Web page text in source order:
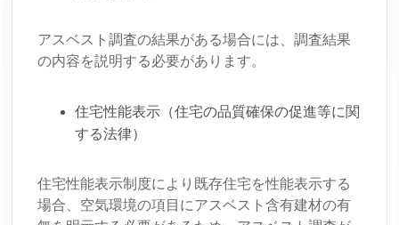
アスベスト調査の結果がある場合には、調査結果
の内容を説明する必要があります。
住宅性能表示（住宅の品質確保の促進等に関
する法律）
住宅性能表示制度により既存住宅を性能表示する
場合、空気環境の項目にアスベスト含有建材の有